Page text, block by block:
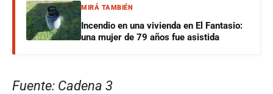
MIRÁ TAMBIÉN
Incendio en una vivienda en El Fantasio:
una mujer de 79 años fue asistida
Fuente: Cadena 3